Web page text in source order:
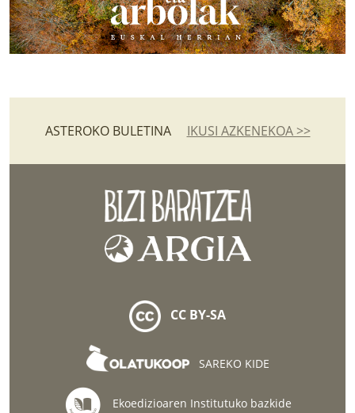
ASTEROKO BULETINA IKUSI AZKENEKOA >>
CC BY-SA
SAREKO KIDE
Ekoedizioaren Institutuko bazkide